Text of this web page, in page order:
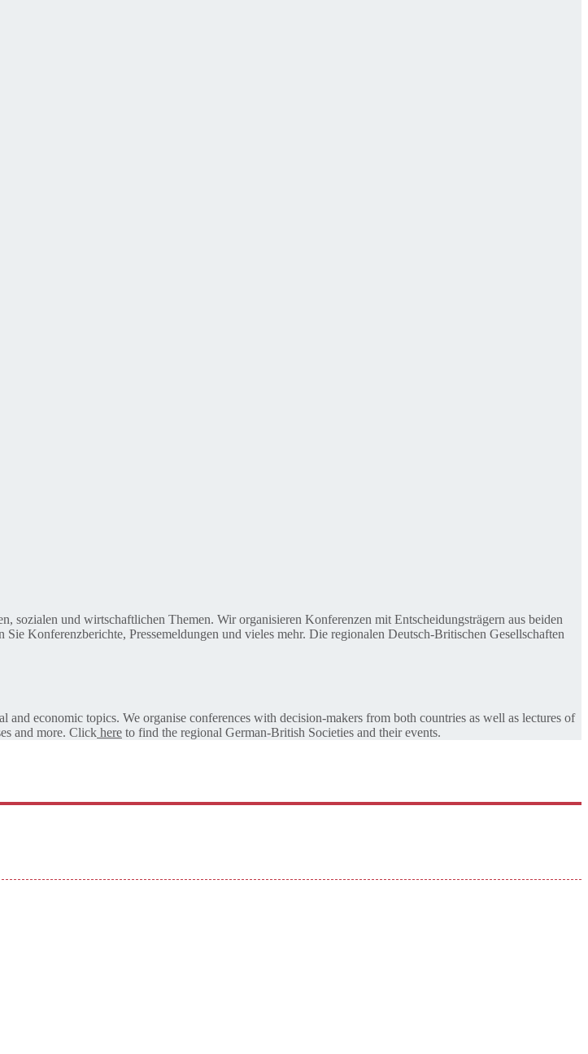
und wirtschaftlichen Themen. Wir organisieren Konferenzen mit Entscheidungsträgern aus beiden
Sie Konferenzberichte, Pressemeldungen und vieles mehr. Die regionalen Deutsch-Britischen Gesellschaften
economic topics. We organise conferences with decision-makers from both countries as well as lectures of
and more. Click here to find the regional German-British Societies and their events.